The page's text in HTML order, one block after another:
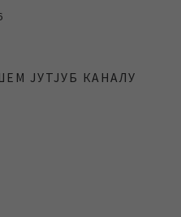
ЈУТЈУБ КАНАЛУ